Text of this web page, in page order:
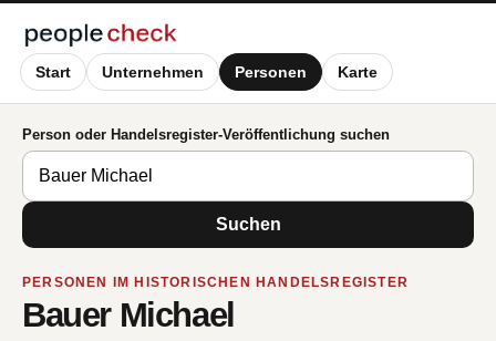
Start Unternehmen Personen Karte
Person oder Handelsregister-Veröffentlichung suchen
Suchen
PERSONEN IM HISTORISCHEN HANDELSREGISTER
Bauer Michael